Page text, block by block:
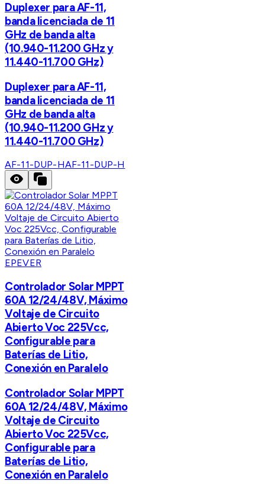
Duplexer para AF-11,
banda licenciada de 11
GHz de banda alta
(10.940-11.200 GHz y
11.440-11.700 GHz)
Duplexer para AF-11,
banda licenciada de 11
GHz de banda alta
(10.940-11.200 GHz y
11.440-11.700 GHz)
AF-11-DUP-HAF-11-DUP-H
EPEVER
Controlador Solar MPPT
60A 12/24/48V, Máximo
Voltaje de Circuito
Abierto Voc 225Vcc,
Configurable para
Baterías de Litio,
Conexión en Paralelo
Controlador Solar MPPT
60A 12/24/48V, Máximo
Voltaje de Circuito
Abierto Voc 225Vcc,
Configurable para
Baterías de Litio,
Conexión en Paralelo